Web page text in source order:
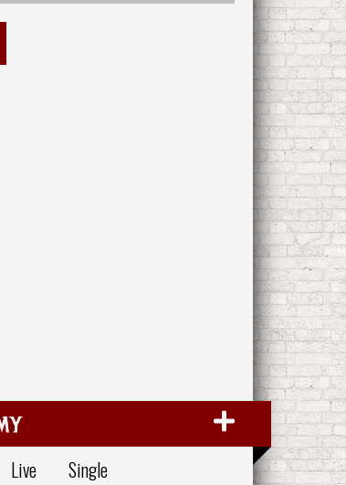
Live Single